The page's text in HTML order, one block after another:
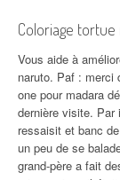
Coloriage tortue
Vous aide à
naruto. Paf : merci
one pour madara
dernière visite. Par
ressaisit et banc
un peu de se
grand-père a fait